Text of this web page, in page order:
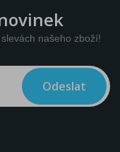
našeho zboží!
Odeslat